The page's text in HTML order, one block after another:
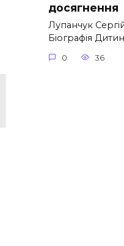
досягнення
Лупанчук
Біографія
0 36